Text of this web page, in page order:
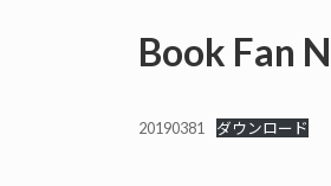
Book Fan
20190381 ダウンロード